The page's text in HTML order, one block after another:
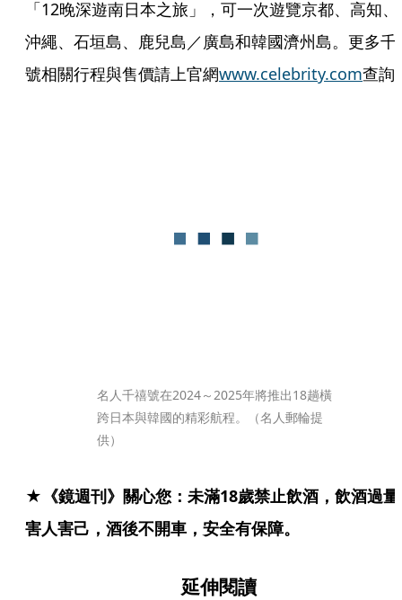
「12晚深遊南日本之旅」，可一次遊覽京都、高知、
沖繩、石垣島、鹿兒島／廣島和韓國濟州島。更多千
號相關行程與售價請上官網www.celebrity.com查詢
名人千禧號在2024～2025年將推出18趟橫
跨日本與韓國的精彩航程。（名人郵輪提
供）
★《鏡週刊》關心您：未滿18歲禁止飲酒，飲酒過量
害人害己，酒後不開車，安全有保障。
延伸閱讀